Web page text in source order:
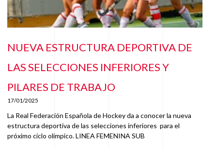
NUEVA ESTRUCTURA DEPORTIVA DE
LAS SELECCIONES INFERIORES Y
PILARES DE TRABAJO
17/01/2025
La Real Federación Española de Hockey da a conocer la nueva
estructura deportiva de las selecciones inferiores para el
próximo ciclo olímpico. LINEA FEMENINA SUB